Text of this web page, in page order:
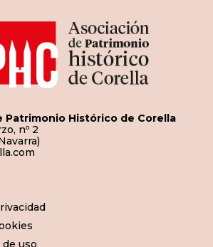
Patrimonio Histórico de Corella
nº 2